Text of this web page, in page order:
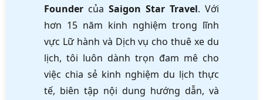
Founder của Saigon Star Travel. Với
hơn 15 năm kinh nghiệm trong lĩnh
vực Lữ hành và Dịch vụ cho thuê xe du
lịch, tôi luôn dành trọn đam mê cho
việc chia sẻ kinh nghiệm du lịch thực
tế, biên tập nội dung hướng dẫn, và